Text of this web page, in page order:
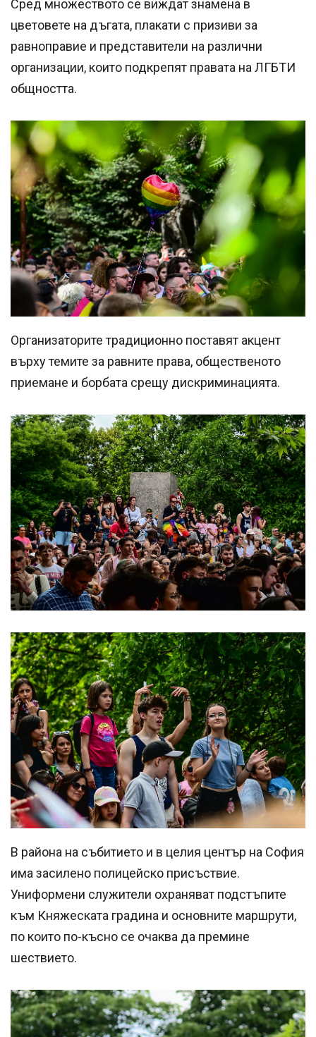
Сред множеството се виждат знамена в
цветовете на дъгата, плакати с призиви за
равноправие и представители на различни
организации, които подкрепят правата на ЛГБТИ
общността.
Организаторите традиционно поставят акцент
върху темите за равните права, общественото
приемане и борбата срещу дискриминацията.
В района на събитието и в целия център на София
има засилено полицейско присъствие.
Униформени служители охраняват подстъпите
към Княжеската градина и основните маршрути,
по които по-късно се очаква да премине
шествието.